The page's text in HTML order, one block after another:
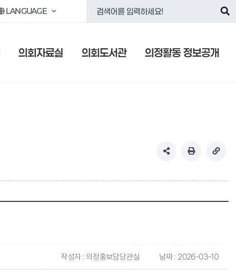
LANGUAGE
의회자료실 의회도서관 의정활동 정보공개
작성자 : 의정홍보담당관실 날짜 : 2026-03-10